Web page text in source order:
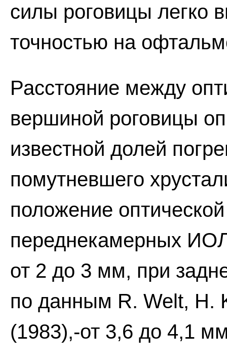
силы роговицы легко
точностью на
Расстояние между
вершиной роговицы
известной долей
помутневшего
положение
переднекамерных ИОЛ
от 2 до 3 мм, при
по данным R. Welt, H.
(1983),-от 3,6 до 4,1